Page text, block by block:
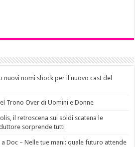
nuovi nomi shock per il nuovo cast del
Trono Over di Uomini e Donne
il retroscena sui soldi scatena le
sorprende tutti
Doc – Nelle tue mani: quale futuro attende